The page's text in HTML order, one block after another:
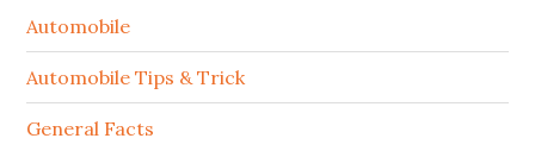
Automobile
Automobile Tips & Trick
General Facts